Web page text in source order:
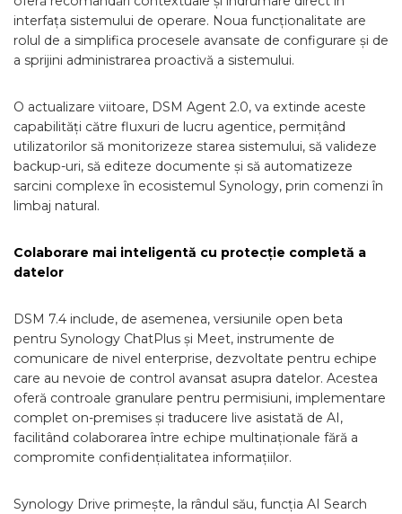
interfața sistemului de operare. Noua funcționalitate are
rolul de a simplifica procesele avansate de configurare și de
a sprijini administrarea proactivă a sistemului.
O actualizare viitoare, DSM Agent 2.0, va extinde aceste
capabilități către fluxuri de lucru agentice, permițând
utilizatorilor să monitorizeze starea sistemului, să valideze
backup-uri, să editeze documente și să automatizeze
sarcini complexe în ecosistemul Synology, prin comenzi în
limbaj natural.
Colaborare mai inteligentă cu protecție completă a
datelor
DSM 7.4 include, de asemenea, versiunile open beta
pentru Synology ChatPlus și Meet, instrumente de
comunicare de nivel enterprise, dezvoltate pentru echipe
care au nevoie de control avansat asupra datelor. Acestea
oferă controale granulare pentru permisiuni, implementare
complet on-premises și traducere live asistată de AI,
facilitând colaborarea între echipe multinaționale fără a
compromite confidențialitatea informațiilor.
Synology Drive primește, la rândul său, funcția AI Search